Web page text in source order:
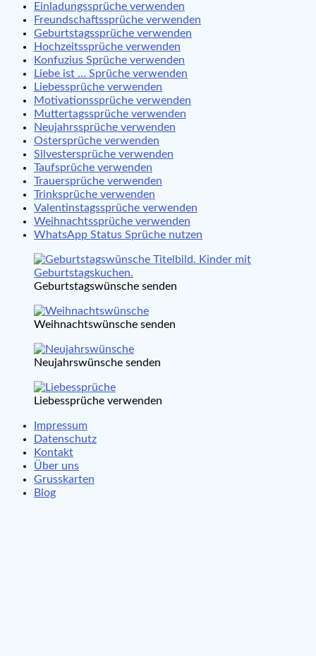
Einladungssprüche verwenden
Freundschaftssprüche verwenden
Geburtstagssprüche verwenden
Hochzeitssprüche verwenden
Konfuzius Sprüche verwenden
Liebe ist … Sprüche verwenden
Liebessprüche verwenden
Motivationssprüche verwenden
Muttertagssprüche verwenden
Neujahrssprüche verwenden
Ostersprüche verwenden
Silvestersprüche verwenden
Taufsprüche verwenden
Trauersprüche verwenden
Trinksprüche verwenden
Valentinstagssprüche verwenden
Weihnachtssprüche verwenden
WhatsApp Status Sprüche nutzen
Geburtstagswünsche senden
Weihnachtswünsche senden
Neujahrswünsche senden
Liebessprüche verwenden
Impressum
Datenschutz
Kontakt
Über uns
Grusskarten
Blog